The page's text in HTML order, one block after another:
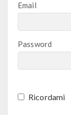
Email
Password
Ricordami